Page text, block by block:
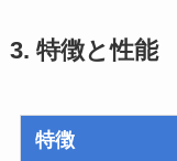
3. 特徴と性能
特徴